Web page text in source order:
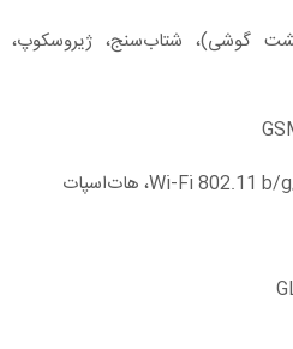
گوشی)، شتاب‌سنج، ژیروسکوپ،